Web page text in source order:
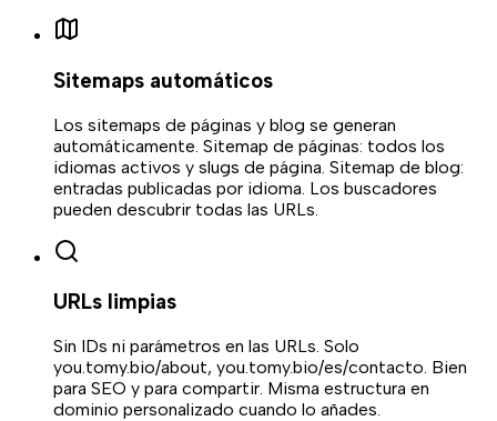
Sitemaps automáticos
Los sitemaps de páginas y blog se generan
automáticamente. Sitemap de páginas: todos los
idiomas activos y slugs de página. Sitemap de blog:
entradas publicadas por idioma. Los buscadores
pueden descubrir todas las URLs.
URLs limpias
Sin IDs ni parámetros en las URLs. Solo
you.tomy.bio/about, you.tomy.bio/es/contacto. Bien
para SEO y para compartir. Misma estructura en
dominio personalizado cuando lo añades.